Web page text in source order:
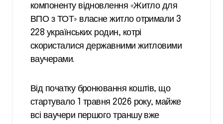
компоненту відновлення «Житло для
ВПО з ТОТ» власне житло отримали 3
228 українських родин, котрі
скористалися державними житловими
ваучерами.
Від початку бронювання коштів, що
стартувало 1 травня 2026 року, майже
всі ваучери першого траншу вже